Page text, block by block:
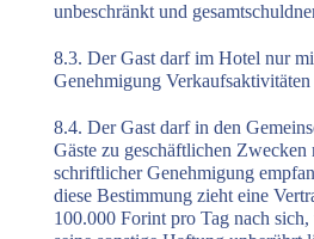
unbeschränkt und
8.3. Der Gast darf im Hotel nur
Genehmigung Verkaufsaktivitäten
8.4. Der Gast darf in den
Gäste zu geschäftlichen
schriftlicher Genehmigung
diese Bestimmung zieht eine
100.000 Forint pro Tag nach